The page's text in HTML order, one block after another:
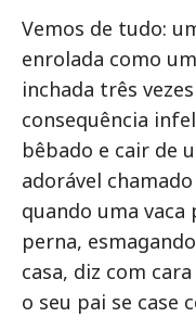
Vemos de tudo:
enrolada como
inchada três
consequência
bêbado e cair de
adorável
quando uma vaca
perna,
casa, diz com
o seu pai se case